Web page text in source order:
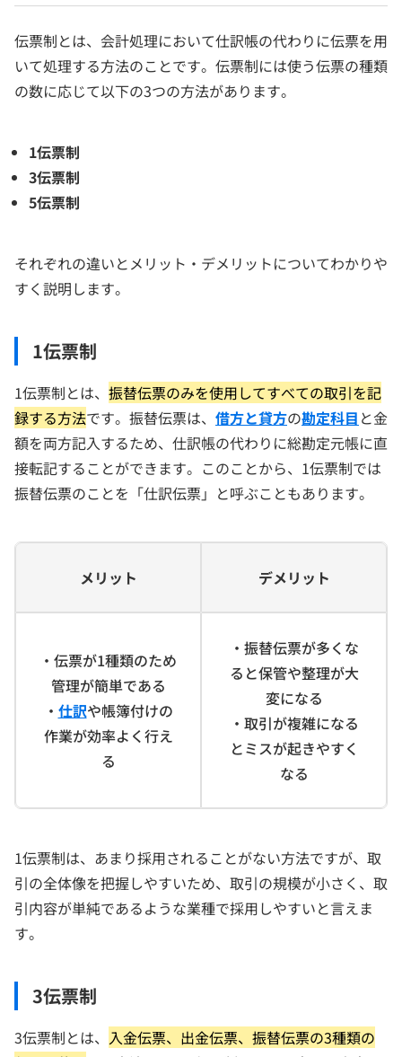
伝票制とは、会計処理において仕訳帳の代わりに伝票を用
いて処理する方法のことです。伝票制には使う伝票の種類
の数に応じて以下の3つの方法があります。
1伝票制
3伝票制
5伝票制
それぞれの違いとメリット・デメリットについてわかりや
すく説明します。
1伝票制
1伝票制とは、 振替伝票のみを使用してすべての取引を記
録する方法です。振替伝票は、 借方と貸方の勘定科目 と金
額を両方記入するため、仕訳帳の代わりに総勘定元帳に直
接転記することができます。このことから、1伝票制では
振替伝票のことを「仕訳伝票」と呼ぶこともあります。
メリット デメリット
・伝票が1種類のため
管理が簡単である
・ 仕訳や帳簿付けの
作業が効率よく行え
る
・振替伝票が多くな
ると保管や整理が大
変になる
・取引が複雑になる
とミスが起きやすく
なる
1伝票制は、あまり採用されることがない方法ですが、取
引の全体像を把握しやすいため、取引の規模が小さく、取
引内容が単純であるような業種で採用しやすいと言えま
す。
3伝票制
3伝票制とは、 入金伝票、出金伝票、振替伝票の3種類の